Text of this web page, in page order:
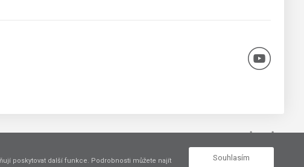
poskytovat další funkce. Podrobnosti můžete najít Souhlasím